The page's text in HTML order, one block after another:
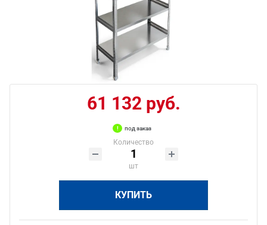
61 132 руб.
под заказ
Количество
шт
КУПИТЬ